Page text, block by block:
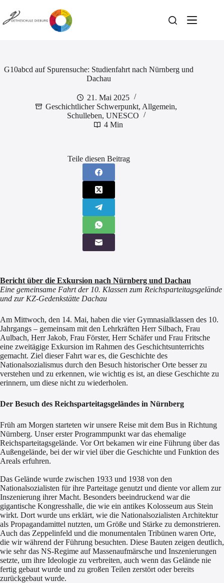
Inhalt
springen
G10abcd auf Spurensuche: Studienfahrt nach Nürnberg und
Dachau
21. Mai 2025
Geschichtlicher Schwerpunkt, Allgemein,
Schulleben,UNESCO
4 Min
Teile diesen Beitrag
Bericht über die Exkursion nach Nürnberg und Dachau
Eine gemeinsame Fahrt der 10. Klassen zum Reichsparteitagsgelände
und zur KZ-Gedenkstätte Dachau
Am Mittwoch, den 14. Mai, haben die vier Gymnasialklassen des 10.
Jahrgangs – gemeinsam mit den Lehrkräften Herr Silbach, Frau
Aulbach, Herr Jakob, Frau Förster, Herr Schäfer und Frau Fritsche
eine zweitägige Exkursion im Rahmen des Geschichtsunterrichts
gemacht. Ziel dieser Fahrt war es, die Geschichte des
Nationalsozialismus durch den Besuch historischer Orte besser zu
verstehen und zu erkennen, wie wichtig es ist, an diese Geschichte zu
erinnern, um diese nicht zu wiederholen.
Der Besuch des Reichsparteitagsgeländes in Nürnberg
Früh am Morgen starteten wir unsere Reise mit dem Bus in Richtung
Nürnberg. Unser erster Programmpunkt war das ehemalige
Reichsparteitagsgelände. Vor Ort bekamen wir eine Führung über das
Außengelände, bei der wir viel über die Geschichte und Funktion des
Areals erfuhren.
Das Gelände wurde zwischen 1933 und 1938 von den
Nationalsozialisten für ihre Parteitage genutzt und diente vor allem zur
Inszenierung ihrer Macht. Besonders beeindruckend war die
gigantische Kongresshalle, die wie ein antikes Kolosseum aus Stein
wirkt. Dort wurde uns erklärt, wie die Nationalsozialisten Architektur
als Propagandamittel nutzten, um Größe und Stärke zu demonstrieren.
Auch das Zeppelinfeld und die monumentalen Tribünen waren Orte,
die wir während der Führung besuchten. Diese Bauten zeigen deutlich,
wie sehr das NS-Regime auf Massenaufmärsche und Inszenierungen
setzte, um ihre Ideologie zu verbreiten, auch wenn das Gelände nie
fertig gebaut wurde und zu großen Teilen zerstört oder bereits
zurückgebaut wurde.